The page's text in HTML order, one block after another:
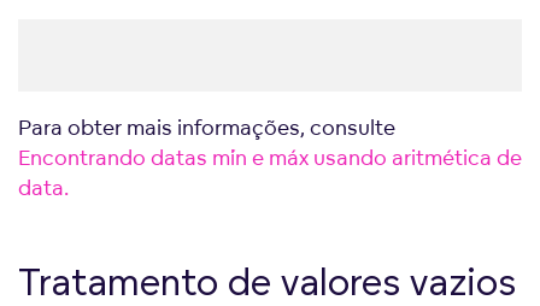
Para obter mais informações, consulte
Encontrando datas mín e máx usando aritmética de
data.
Tratamento de valores vazios